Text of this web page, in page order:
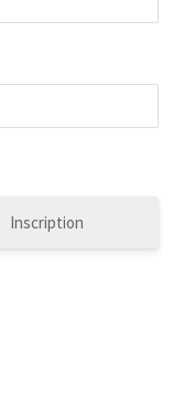
Inscription